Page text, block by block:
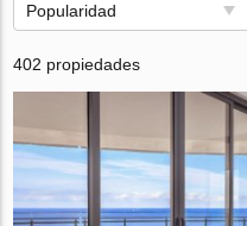
Popularidad
402 propiedades